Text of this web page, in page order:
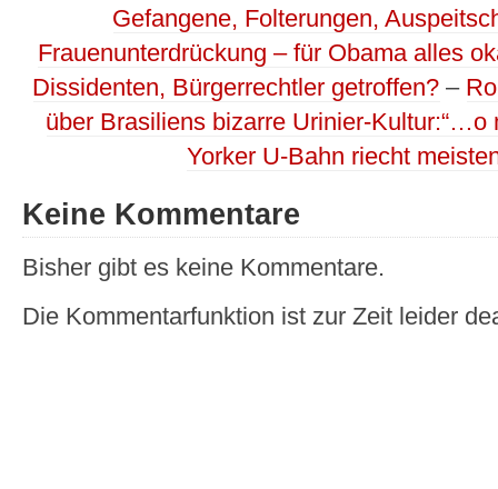
Gefangene, Folterungen,
Frauenunterdrückung – für Obama alles
Dissidenten, Bürgerrechtler getroffen? –
über Brasiliens bizarre Urinier-Kultur:“…o
Yorker U-Bahn riecht
Keine Kommentare
Bisher gibt es keine Kommentare.
Die Kommentarfunktion ist zur Zeit leider